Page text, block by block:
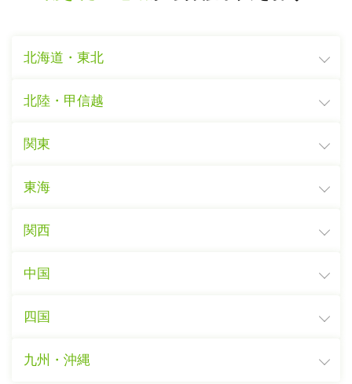
北海道・東北
北陸・甲信越
関東
東海
関西
中国
四国
九州・沖縄